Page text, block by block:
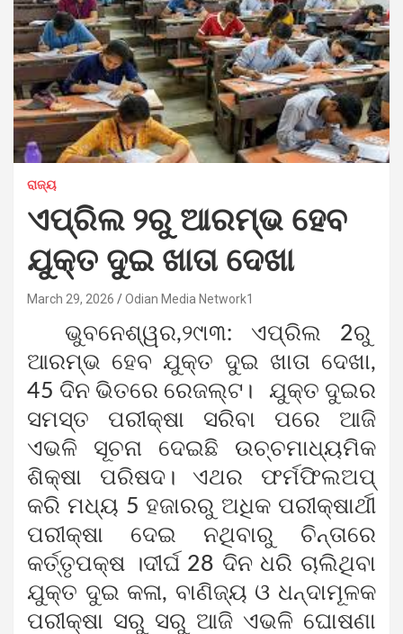
ରାଜ୍ୟ
ଏପ୍ରିଲ ୨ରୁ ଆରମ୍ଭ ହେବ
ଯୁକ୍ତ ଦୁଇ ଖାତା ଦେଖା
March 29, 2026 Odian Media Network1
ଭୁବନେଶ୍ୱର,୨୯ା୩: ଏପ୍ରିଲ 2ରୁ
ଆରମ୍ଭ ହେବ ଯୁକ୍ତ ଦୁଇ ଖାତା ଦେଖା,
45 ଦିନ ଭିତରେ ରେଜଲ୍ଟ। ଯୁକ୍ତ ଦୁଇର
ସମସ୍ତ ପରୀକ୍ଷା ସରିବା ପରେ ଆଜି
ଏଭଳି ସୂଚନା ଦେଇଛି ଉଚ୍ଚମାଧ୍ୟମିକ
ଶିକ୍ଷା ପରିଷଦ। ଏଥର ଫର୍ମଫିଲଅପ୍
କରି ମଧ୍ୟ 5 ହଜାରରୁ ଅଧିକ ପରୀକ୍ଷାର୍ଥୀ
ପରୀକ୍ଷା ଦେଇ ନଥିବାରୁ ଚିନ୍ତାରେ
କର୍ତ୍ତୃପକ୍ଷ ।ଦୀର୍ଘ 28 ଦିନ ଧରି ଚାଲିଥିବା
ଯୁକ୍ତ ଦୁଇ କଳା, ବାଣିଜ୍ୟ ଓ ଧନ୍ଦାମୂଳକ
ପରୀକ୍ଷା ସରୁ ସରୁ ଆଜି ଏଭଳି ଘୋଷଣା